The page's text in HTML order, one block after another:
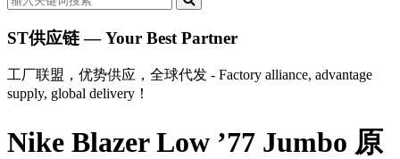
ST供应链 — Your Best Partner
工厂联盟，优势供应，全球代发 - Factory alliance, advantage
supply, global delivery！
Nike Blazer Low ’77 Jumbo 原